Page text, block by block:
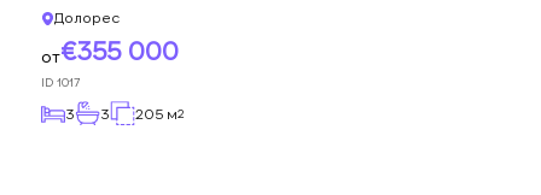
Долорес
от 355 000
ID 1017
3 3 205 м2